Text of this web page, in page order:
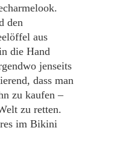
den
aus
die Hand
jenseits
dass man
zu kaufen –
zu retten.
im Bikini